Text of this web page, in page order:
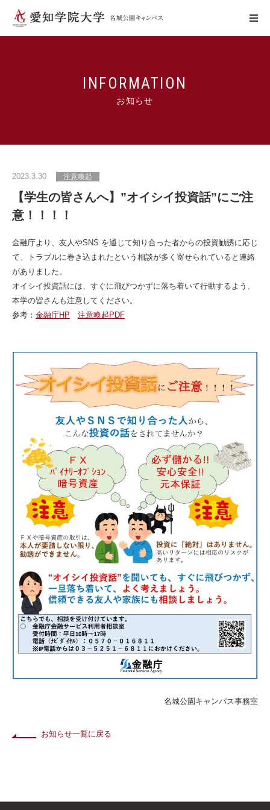
施設利用
WebCampus
INFORMATION
お知らせ
2023.3.30 注意喚起
【学生の皆さんへ】”オイシイ投資話”にご注
意！！！！
金融庁より、友人やSNS を通じて知り合った者からの投資勧誘に応じ
て、トラブルに巻き込まれたという相談が多く寄せられていると連絡
がありました。
オイシイ投資話には、すぐに飛びつかずに落ち着いて行動するよう、
本学の皆さんも注意してください。
参考： 金融庁HP 注意喚起PDF
名城公園キャンパス事務室
お知らせ一覧に戻る